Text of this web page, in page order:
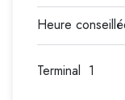
Terminal 1